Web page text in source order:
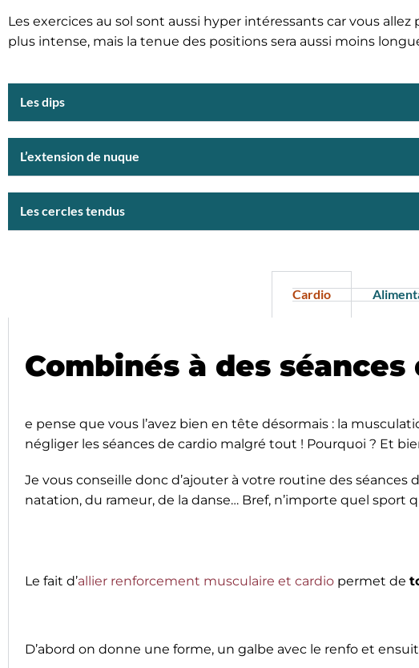
Les exercices au sol sont aussi hyper intéressants car vous
plus intense, mais la tenue des positions sera aussi moins
Les dips
L’extension de nuque
Les cercles tendus
Cardio
Combinés à des
e pense que vous l’avez bien en tête désormais : la
négliger les séances de cardio malgré tout ! Pourquoi ? Et
Je vous conseille donc d’ajouter à votre routine des
natation, du rameur, de la danse… Bref, n’importe quel sport
Le fait d’allier renforcement musculaire et cardio permet de
D’abord on donne une forme, un galbe avec le renfo et